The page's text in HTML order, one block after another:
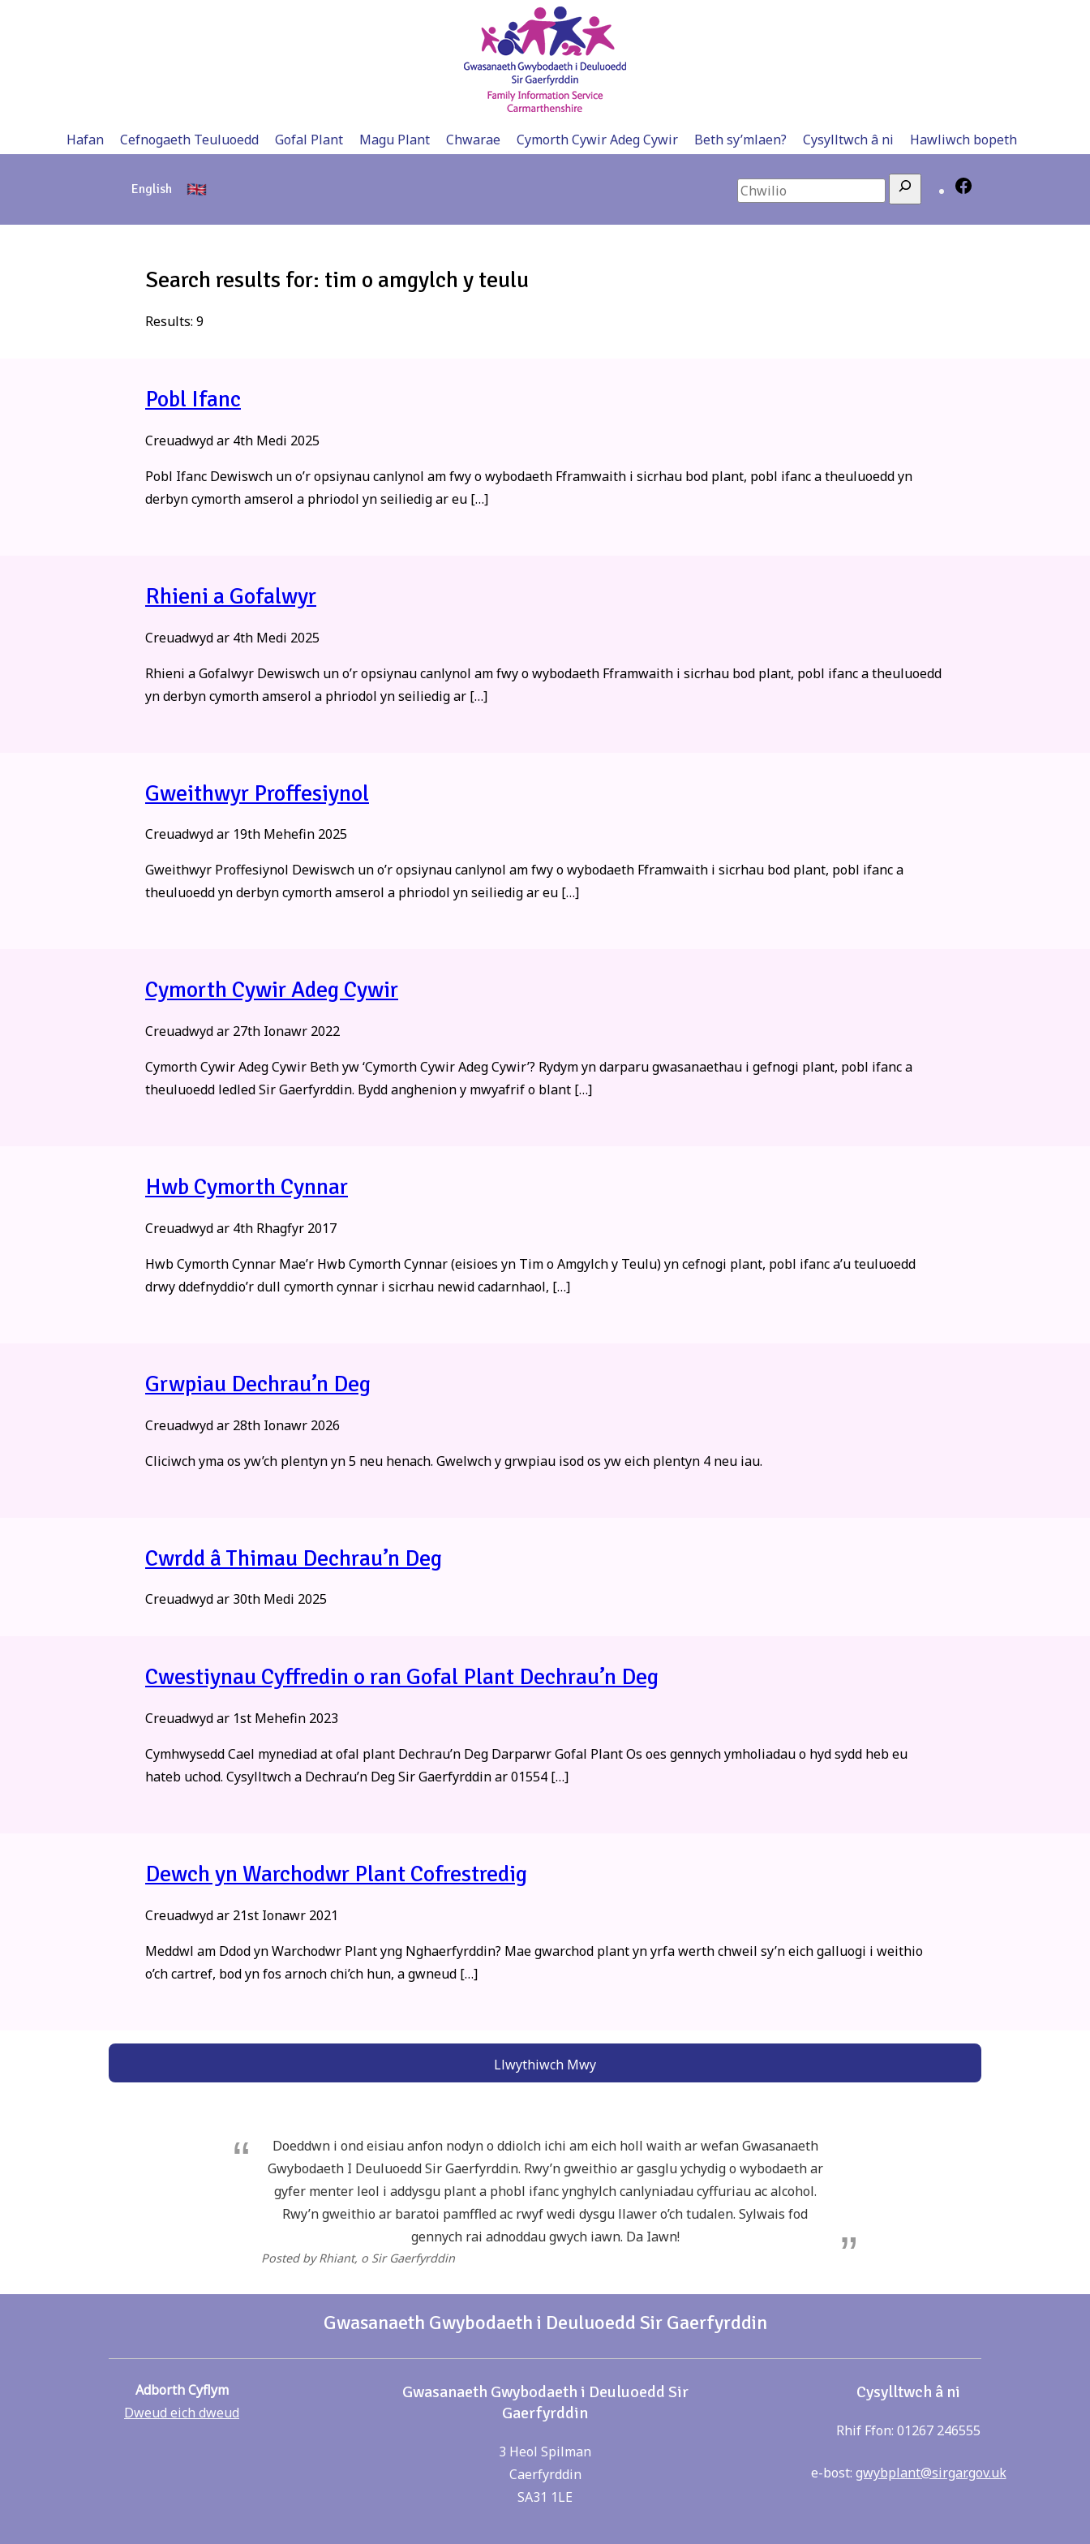
Hafan Cefnogaeth Teuluoedd Gofal Plant Magu Plant Chwarae Cymorth Cywir Adeg Cywir Beth sy’mlaen? Cysylltwch â ni Hawliwch bopeth
English Search
Search results for: tim o amgylch y teulu
Results: 9
Pobl Ifanc
Creuadwyd ar 4th Medi 2025
Pobl Ifanc Dewiswch un o’r opsiynau canlynol am fwy o wybodaeth Fframwaith i sicrhau bod plant, pobl ifanc a theuluoedd yn
derbyn cymorth amserol a phriodol yn seiliedig ar eu […]
Rhieni a Gofalwyr
Creuadwyd ar 4th Medi 2025
Rhieni a Gofalwyr Dewiswch un o’r opsiynau canlynol am fwy o wybodaeth Fframwaith i sicrhau bod plant, pobl ifanc a theuluoedd
yn derbyn cymorth amserol a phriodol yn seiliedig ar […]
Gweithwyr Proffesiynol
Creuadwyd ar 19th Mehefin 2025
Gweithwyr Proffesiynol Dewiswch un o’r opsiynau canlynol am fwy o wybodaeth Fframwaith i sicrhau bod plant, pobl ifanc a
theuluoedd yn derbyn cymorth amserol a phriodol yn seiliedig ar eu […]
Cymorth Cywir Adeg Cywir
Creuadwyd ar 27th Ionawr 2022
Cymorth Cywir Adeg Cywir Beth yw ‘Cymorth Cywir Adeg Cywir’? Rydym yn darparu gwasanaethau i gefnogi plant, pobl ifanc a
theuluoedd ledled Sir Gaerfyrddin. Bydd anghenion y mwyafrif o blant […]
Hwb Cymorth Cynnar
Creuadwyd ar 4th Rhagfyr 2017
Hwb Cymorth Cynnar Mae’r Hwb Cymorth Cynnar (eisioes yn Tim o Amgylch y Teulu) yn cefnogi plant, pobl ifanc a’u teuluoedd
drwy ddefnyddio’r dull cymorth cynnar i sicrhau newid cadarnhaol, […]
Grwpiau Dechrau’n Deg
Creuadwyd ar 28th Ionawr 2026
Cliciwch yma os yw’ch plentyn yn 5 neu henach.​ Gwelwch y grwpiau isod os yw eich plentyn 4 neu iau.
Cwrdd â Thimau Dechrau’n Deg
Creuadwyd ar 30th Medi 2025
Cwestiynau Cyffredin o ran Gofal Plant Dechrau’n Deg
Creuadwyd ar 1st Mehefin 2023
Cymhwysedd Cael mynediad at ofal plant Dechrau’n Deg Darparwr Gofal Plant Os oes gennych ymholiadau o hyd sydd heb eu
hateb uchod. Cysylltwch a Dechrau’n Deg Sir Gaerfyrddin ar 01554 […]
Dewch yn Warchodwr Plant Cofrestredig
Creuadwyd ar 21st Ionawr 2021
Meddwl am Ddod yn Warchodwr Plant yng Nghaerfyrddin? Mae gwarchod plant yn yrfa werth chweil sy’n eich galluogi i weithio
o’ch cartref, bod yn fos arnoch chi’ch hun, a gwneud […]
Llwythiwch Mwy
Doeddwn i ond eisiau anfon nodyn o ddiolch ichi am eich holl waith ar wefan Gwasanaeth
Gwybodaeth I Deuluoedd Sir Gaerfyrddin. Rwy’n gweithio ar gasglu ychydig o wybodaeth ar
gyfer menter leol i addysgu plant a phobl ifanc ynghylch canlyniadau cyffuriau ac alcohol.
Rwy’n gweithio ar baratoi pamffled ac rwyf wedi dysgu llawer o’ch tudalen. Sylwais fod
gennych rai adnoddau gwych iawn. Da Iawn!
Posted by Rhiant, o Sir Gaerfyrddin
Gwasanaeth Gwybodaeth i Deuluoedd Sir Gaerfyrddin
Adborth Cyflym
Dweud eich dweud
Gwasanaeth Gwybodaeth i Deuluoedd Sir
Gaerfyrddin
3 Heol Spilman
Caerfyrddin
SA31 1LE
Cysylltwch â ni
Rhif Ffon: 01267 246555
e-bost: gwybplant@sirgar.gov.uk